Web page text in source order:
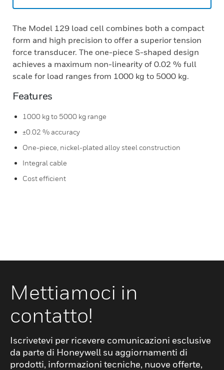
The Model 129 load cell combines both a compact
form and high precision to offer a superior tension
force transducer. The one-piece S-shaped design
achieves a maximum non-linearity of 0.02 % full
scale for load ranges from 1000 kg to 5000 kg.
Features
1000 kg to 5000 kg range
±0.02 % accuracy
One-piece, nickel-plated alloy steel construction
Integral cable
Cost efficient
Mettiamoci in
contatto!
Iscrivetevi per ricevere comunicazioni esclusive
da parte di Honeywell su aggiornamenti di
prodotti, informazioni tecniche, nuove offerte,